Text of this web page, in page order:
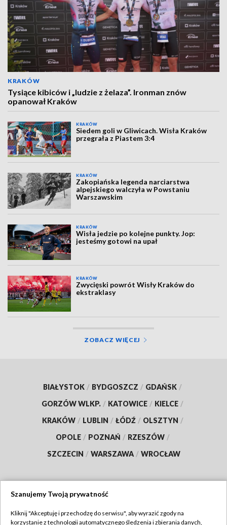
KRAKÓW
Tysiące kibiców i „ludzie z żelaza”. Ironman znów
opanował Kraków
KRAKÓW
Siedem goli w Gliwicach. Wisła Kraków
przegrała z Piastem 3:4
KRAKÓW
Zakopiańska legenda narciarstwa
alpejskiego walczyła w Powstaniu
Warszawskim
KRAKÓW
Wisła jedzie po kolejne punkty. Jop:
jesteśmy gotowi na upał
KRAKÓW
Zwycięski powrót Wisły Kraków do
ekstraklasy
ZOBACZ WIĘCEJ
BIAŁYSTOK / BYDGOSZCZ / GDAŃSK /
GORZÓW WLKP. / KATOWICE / KIELCE /
KRAKÓW / LUBLIN / ŁÓDŹ / OLSZTYN /
OPOLE / POZNAŃ / RZESZÓW /
SZCZECIN / WARSZAWA / WROCŁAW
Szanujemy Twoją prywatność
Kliknij "Akceptuję i przechodzę do serwisu", aby wyrazić zgody na
korzystanie z technologii automatycznego śledzenia i zbierania danych,